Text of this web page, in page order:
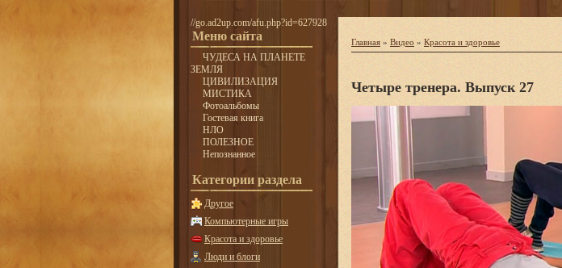
//go.ad2up.com/afu.php?id=627928
Меню сайта
ЧУДЕСА НА ПЛАНЕТЕ
ЗЕМЛЯ
ЦИВИЛИЗАЦИЯ
МИСТИКА
Фотоальбомы
Гостевая книга
НЛО
ПОЛЕЗНОЕ
Непознанное
Категории раздела
Другое
Компьютерные игры
Красота и здоровье
Люди и блоги
Главная » Видео » Красота и здоровье
Четыре тренера. Выпуск 27